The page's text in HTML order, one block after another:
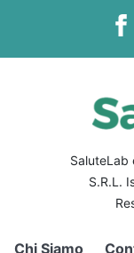
SaluteLab
S.R.L.
Chi Siamo